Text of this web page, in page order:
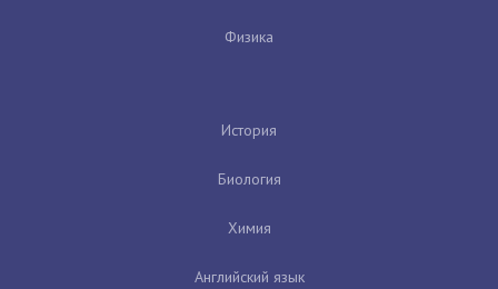
Физика
История
Биология
Химия
Английский язык